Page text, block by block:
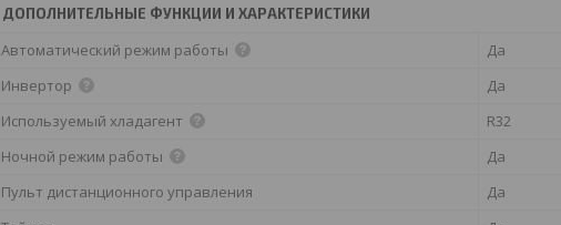
ДОПОЛНИТЕЛЬНЫЕ ФУНКЦИИ И ХАРАКТЕРИСТИКИ
Автоматический режим работы
Да
Инвертор
Да
Используемый хладагент
R32
Ночной режим работы
Да
Пульт дистанционного управления
Да